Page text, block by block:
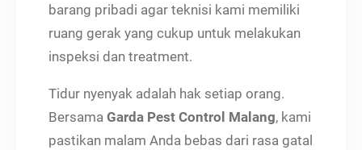
barang pribadi agar teknisi kami memiliki
ruang gerak yang cukup untuk melakukan
inspeksi dan treatment.
Tidur nyenyak adalah hak setiap orang.
Bersama Garda Pest Control Malang, kami
pastikan malam Anda bebas dari rasa gatal